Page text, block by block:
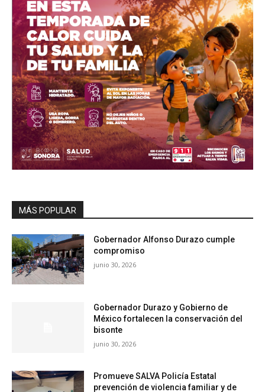
MÁS POPULAR
Gobernador Alfonso Durazo cumple
compromiso
junio 30, 2026
Gobernador Durazo y Gobierno de
México fortalecen la conservación del
bisonte
junio 30, 2026
Promueve SALVA Policía Estatal
prevención de violencia familiar y de